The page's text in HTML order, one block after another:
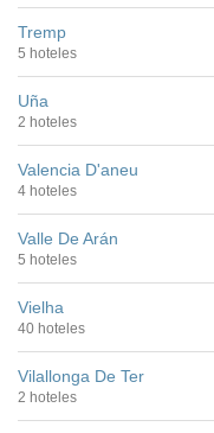
Tremp
5 hoteles
Uña
2 hoteles
Valencia D'aneu
4 hoteles
Valle De Arán
5 hoteles
Vielha
40 hoteles
Vilallonga De Ter
2 hoteles